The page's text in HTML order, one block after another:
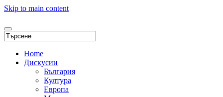
Skip to main content
Home
Дискусии
България
Култура
Европа